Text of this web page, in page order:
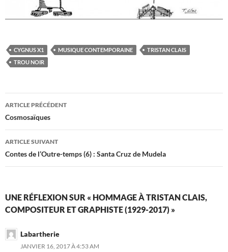
CYGNUS X1 MUSIQUE CONTEMPORAINE
TRISTAN CLAIS
TROU NOIR
Navigation
des
articles
ARTICLE PRÉCÉDENT
Cosmosaïques
ARTICLE SUIVANT
Contes de l’Outre-temps (6) : Santa Cruz de Mudela
UNE RÉFLEXION SUR « HOMMAGE À TRISTAN CLAIS,
COMPOSITEUR ET GRAPHISTE (1929-2017) »
Labartherie
JANVIER 16, 2017 À 4:53 AM